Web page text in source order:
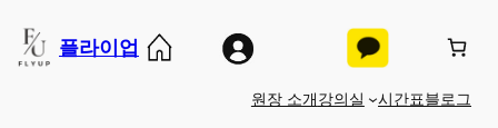
콘
텐
플라이업
원장 소개강의실 시간표블로그